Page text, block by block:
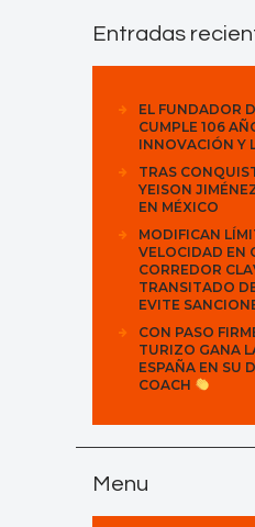
Entradas
EL FUNDADOR
CUMPLE 106
INNOVACIÓN Y
TRAS
YEISON
EN MÉXICO
MODIFICAN
VELOCIDAD EN
CORREDOR
TRANSITADO
EVITE
CON PASO
TURIZO GANA
ESPAÑA EN SU
COACH
Menu